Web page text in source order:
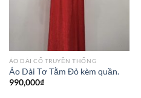
ÁO DÀI CỔ TRUYỀN THỐNG
Áo Dài Tơ Tằm Đỏ kèm quần.
990,000₫